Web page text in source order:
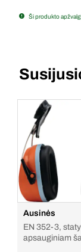
Ši produkto
Ausinės
EN 352-3,
apsauginiam